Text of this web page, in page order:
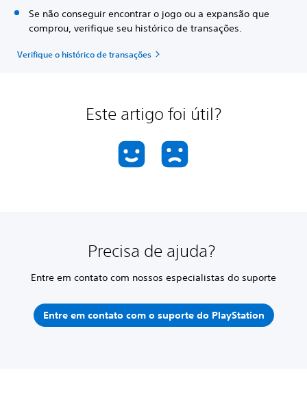
Se não conseguir encontrar o jogo ou a expansão que
comprou, verifique seu histórico de transações.
Verifique o histórico de transações
Este artigo foi útil?
Precisa de ajuda?
Entre em contato com nossos especialistas do suporte
Entre em contato com o suporte do PlayStation